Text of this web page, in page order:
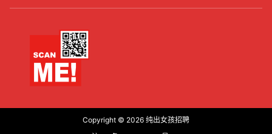
Copyright © 2026 纯出女孩招聘